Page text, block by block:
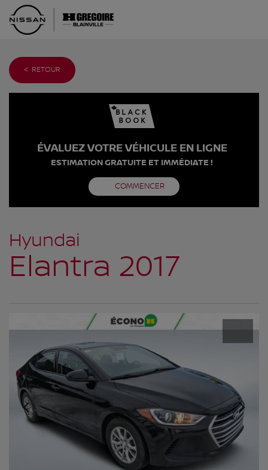
< RETOUR
ÉVALUEZ VOTRE VÉHICULE EN LIGNE
ESTIMATION GRATUITE ET IMMÉDIATE !
COMMENCER
Hyundai
Elantra 2017